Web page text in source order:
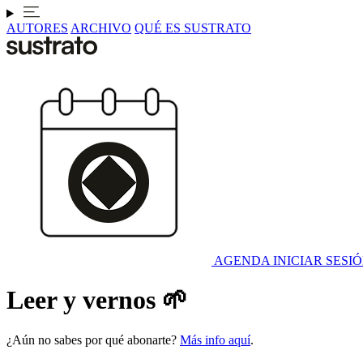
AUTORES ARCHIVO QUÉ ES SUSTRATO
AGENDA INICIAR
Leer y vernos 🌱
¿Aún no sabes por qué abonarte? Más info aquí.